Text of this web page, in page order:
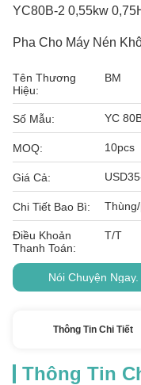
YC80B-2 0,55kw
Pha Cho Máy Nén
Tên Thương
Hiệu:
BM
Số Mẫu: YC
MOQ: 10pcs
Giá Cả:
Chi Tiết Bao Bì:
Điều Khoản
Thanh Toán:
T/T
Nói Chuyện Ngay.
Thông Tin Chi Tiết
Thông Tin